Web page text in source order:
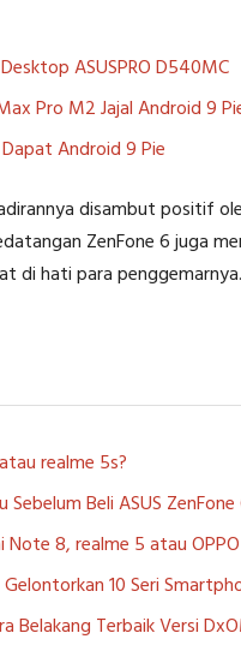
ASUSPRO D540MC
Pro M2 Jajal Android 9
Android 9 Pie
disambut positif
ZenFone 6 juga
di hati para penggemarnya.
realme 5s?
Beli ASUS ZenFone
Note 8, realme 5 atau
10 Seri
Belakang Terbaik Versi